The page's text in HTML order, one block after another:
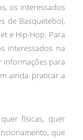
os interessados
de Basquetebol,
e Hip-Hop. Para
interessados na
informações para
ainda praticar a
físicas, quer
que